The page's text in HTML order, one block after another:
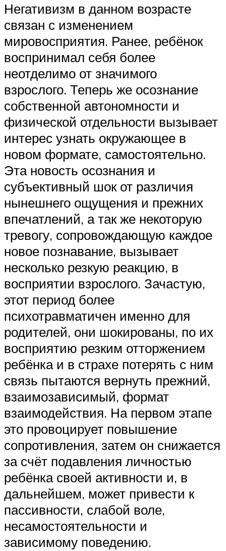
Негативизм в данном возрасте
связан с изменением
мировосприятия. Ранее, ребёнок
воспринимал себя более
неотделимо от значимого
взрослого. Теперь же осознание
собственной автономности и
физической отдельности вызывает
интерес узнать окружающее в
новом формате, самостоятельно.
Эта новость осознания и
субъективный шок от различия
нынешнего ощущения и прежних
впечатлений, а так же некоторую
тревогу, сопровождающую каждое
новое познавание, вызывает
несколько резкую реакцию, в
восприятии взрослого. Зачастую,
этот период более
психотравматичен именно для
родителей, они шокированы, по их
восприятию резким отторжением
ребёнка и в страхе потерять с ним
связь пытаются вернуть прежний,
взаимозависимый, формат
взаимодействия. На первом этапе
это провоцирует повышение
сопротивления, затем он снижается
за счёт подавления личностью
ребёнка своей активности и, в
дальнейшем, может привести к
пассивности, слабой воле,
несамостоятельности и
зависимому поведению.